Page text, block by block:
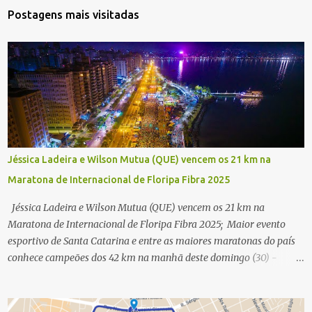
Postagens mais visitadas
Jéssica Ladeira e Wilson Mutua (QUE) vencem os 21 km na
Maratona de Internacional de Floripa Fibra 2025
Jéssica Ladeira e Wilson Mutua (QUE) vencem os 21 km na
Maratona de Internacional de Floripa Fibra 2025; Maior evento
esportivo de Santa Catarina e entre as maiores maratonas do país
conhece campeões dos 42 km na manhã deste domingo (30) -
Floripa Fibra 2025. Na manhã deste sábado (30) foram conhecidos